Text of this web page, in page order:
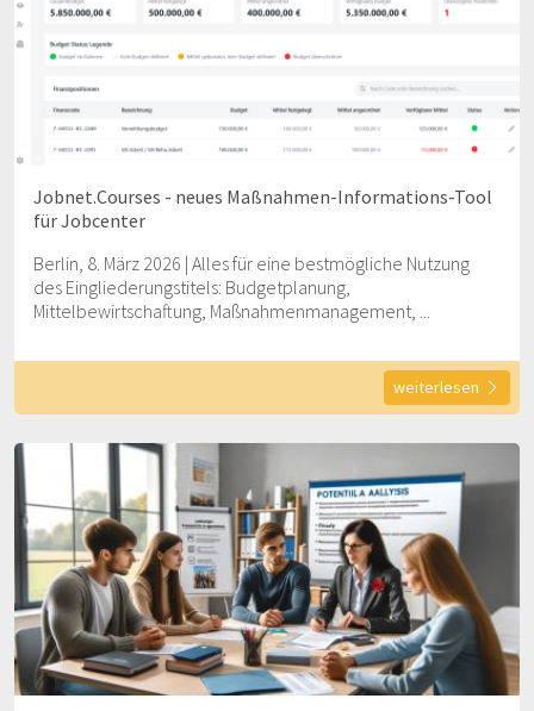
Jobnet.Courses - neues Maßnahmen-Informations-Tool
für Jobcenter
Berlin, 8. März 2026 | Alles für eine bestmögliche Nutzung
des Eingliederungstitels: Budgetplanung,
Mittelbewirtschaftung, Maßnahmenmanagement, ...
weiterlesen